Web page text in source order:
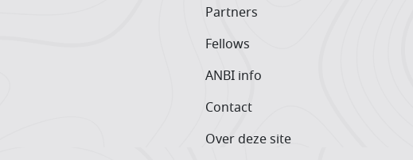
Partners
Fellows
ANBI info
Contact
Over deze site